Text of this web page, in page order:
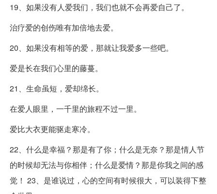
19、如果没有人爱我们，我们也就不会再爱自己了。
治疗爱的创伤唯有加倍地去爱。
20、如果没有相等的爱，那就让我爱多一些吧。
爱是长在我们心里的藤蔓。
21、生命虽短，爱却绵长。
在爱人眼里，一千里的旅程不过一里。
爱比大衣更能驱走寒冷。
22、什么是幸福？那是有了你；什么是无奈？那是情人节
的时候却无法与你相伴；什么是爱情？那是你我之间的感
觉！ 23、是谁说过，心的空间有时候很大，可以装得下整